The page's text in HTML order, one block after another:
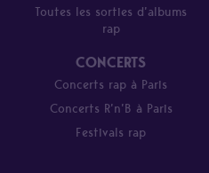
Toutes les sorties d’albums
rap
CONCERTS
Concerts rap à Paris
Concerts R’n’B à Paris
Festivals rap